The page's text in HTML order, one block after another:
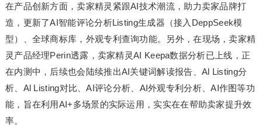
在产品创新方面，卖家精灵紧跟AI技术潮流，助力卖家品牌打
造，更新了AI智能评论分析Listing生成器（接入DeppSeek模
型）、全球商标库，外观专利查询功能。另外，在现场，卖家精
灵产品经理Perin透露，卖家精灵AI Keepa数据分析已上线，正
在内测中，后续也会陆续推出AI关键词解读报告、Al Listing分
析、Al Listing对比、AI评论分析、AI外观专利分析、AI作图等功
能，旨在利用AI+多场景的实际运用，实实在在帮助卖家提升效
率。